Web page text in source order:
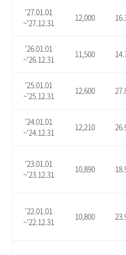
'27.01.01
~'27.12.31
12,000
'26.01.01
~'26.12.31
11,500
'25.01.01
~'25.12.31
12,600
'24.01.01
~'24.12.31
12,210
'23.01.01
~'23.12.31
10,890
'22.01.01
~'22.12.31
10,800